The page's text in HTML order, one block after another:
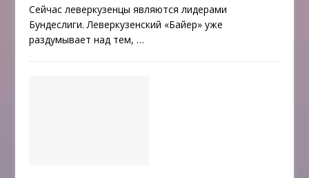
Сейчас леверкузенцы являются лидерами
Бундеслиги. Леверкузенский «Байер» уже
раздумывает над тем,…